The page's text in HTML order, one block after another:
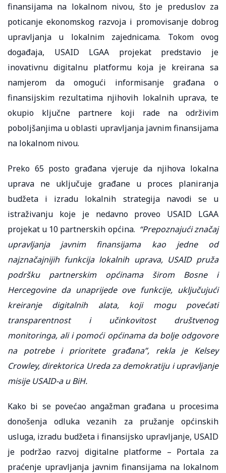
finansijama na lokalnom nivou, što je preduslov za
poticanje ekonomskog razvoja i promovisanje dobrog
upravljanja u lokalnim zajednicama. Tokom ovog
događaja, USAID LGAA projekat predstavio je
inovativnu digitalnu platformu koja je kreirana sa
namjerom da omogući informisanje građana o
finansijskim rezultatima njihovih lokalnih uprava, te
okupio ključne partnere koji rade na održivim
poboljšanjima u oblasti upravljanja javnim finansijama
na lokalnom nivou.
Preko 65 posto građana vjeruje da njihova lokalna
uprava ne uključuje građane u proces planiranja
budžeta i izradu lokalnih strategija navodi se u
istraživanju koje je nedavno proveo USAID LGAA
projekat u 10 partnerskih općina. “Prepoznajući značaj
upravljanja javnim finansijama kao jedne od
najznačajnijih funkcija lokalnih uprava, USAID pruža
podršku partnerskim općinama širom Bosne i
Hercegovine da unaprijede ove funkcije, uključujući
kreiranje digitalnih alata, koji mogu povećati
transparentnost i učinkovitost društvenog
monitoringa, ali i pomoći općinama da bolje odgovore
na potrebe i prioritete građana”, rekla je Kelsey
Crowley, direktorica Ureda za demokratiju i upravljanje
misije USAID-a u BiH.
Kako bi se povećao angažman građana u procesima
donošenja odluka vezanih za pružanje općinskih
usluga, izradu budžeta i finansijsko upravljanje, USAID
je podržao razvoj digitalne platforme – Portala za
praćenje upravljanja javnim finansijama na lokalnom